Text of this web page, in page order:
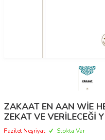
ZAKAAT EN AAN WİE
ZEKAT VE VERİLECEĞİ
Fazilet Neşriyat Stokta Var